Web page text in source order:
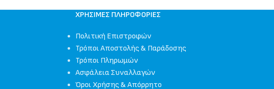
ΧΡΉΣΙΜΕΣ ΠΛΗΡΟΦΟΡΊΕΣ
Πολιτική Επιστροφών
Τρόποι Αποστολής & Παράδοσης
Τρόποι Πληρωμών
Ασφάλεια Συναλλαγών
Όροι Χρήσης & Απόρρητο